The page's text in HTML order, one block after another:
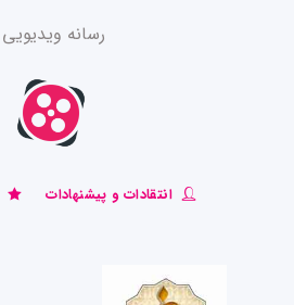
رسانه ویدیویی
انتقادات و پیشنهادات